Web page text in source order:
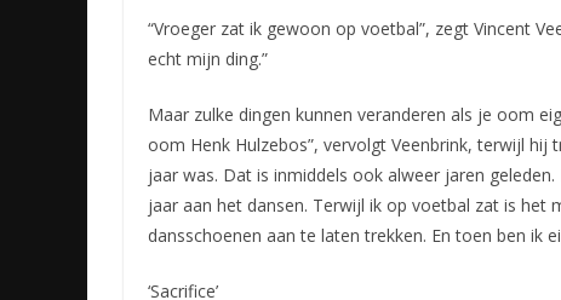
“Vroeger zat ik gewoon op voetbal”, zegt Vincent
echt mijn ding.”
Maar zulke dingen kunnen veranderen als je oom
oom Henk Hulzebos”, vervolgt Veenbrink, terwijl
jaar was. Dat is inmiddels ook alweer jaren
jaar aan het dansen. Terwijl ik op voetbal zat is
dansschoenen aan te laten trekken. En toen ben ik
‘Sacrifice’